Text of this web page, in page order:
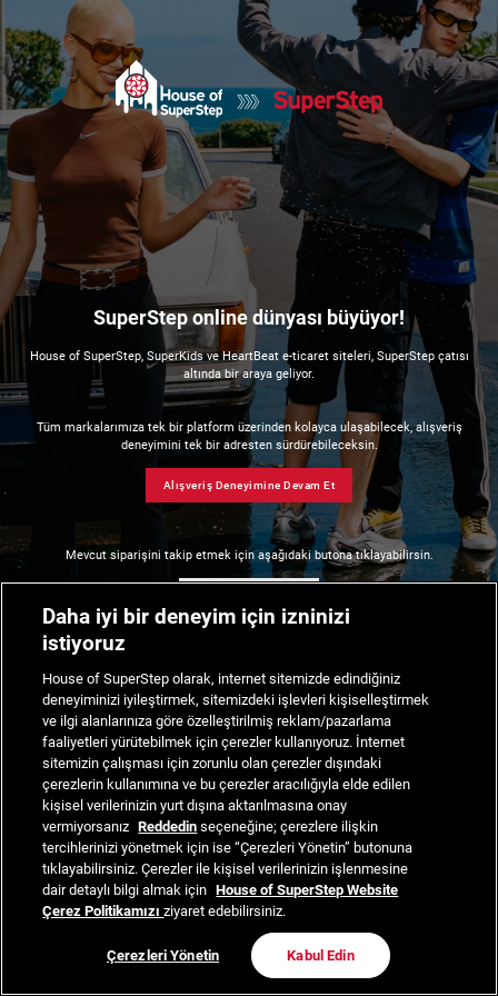
SuperStep online dünyası büyüyor!
House of SuperStep, SuperKids ve HeartBeat e-ticaret siteleri, SuperStep çatısı
altında bir araya geliyor.
Tüm markalarımıza tek bir platform üzerinden kolayca ulaşabilecek, alışveriş
deneyimini tek bir adresten sürdürebileceksin.
Alışveriş Deneyimine Devam Et
Mevcut siparişini takip etmek için aşağıdaki butona tıklayabilirsin.
Daha iyi bir deneyim için izninizi
istiyoruz
House of SuperStep olarak, internet sitemizde edindiğiniz
deneyiminizi iyileştirmek, sitemizdeki işlevleri kişiselleştirmek
ve ilgi alanlarınıza göre özelleştirilmiş reklam/pazarlama
faaliyetleri yürütebilmek için çerezler kullanıyoruz. İnternet
sitemizin çalışması için zorunlu olan çerezler dışındaki
çerezlerin kullanımına ve bu çerezler aracılığıyla elde edilen
kişisel verilerinizin yurt dışına aktarılmasına onay
vermiyorsanız Reddedin seçeneğine; çerezlere ilişkin
tercihlerinizi yönetmek için ise “Çerezleri Yönetin” butonuna
tıklayabilirsiniz. Çerezler ile kişisel verilerinizin işlenmesine
dair detaylı bilgi almak için House of SuperStep Website
Çerez Politikamızıziyaret edebilirsiniz.
Çerezleri Yönetin Kabul Edin